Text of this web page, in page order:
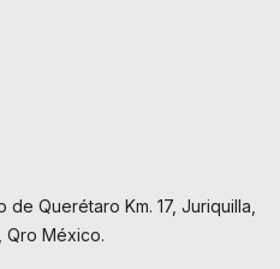
Querétaro Km. 17, Juriquilla,
Qro México.